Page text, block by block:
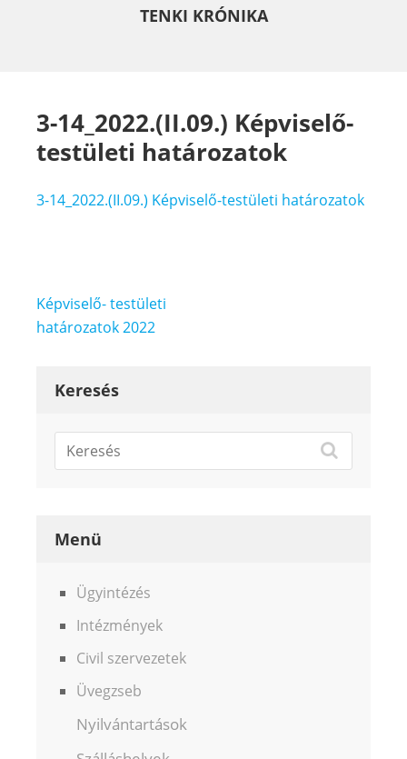
TENKI KRÓNIKA
3-14_2022.(II.09.) Képviselő-
testületi határozatok
3-14_2022.(II.09.) Képviselő-testületi határozatok
Bejegyzés
navigáció
Képviselő- testületi
határozatok 2022
Keresés
Menü
Ügyintézés
Intézmények
Civil szervezetek
Üvegzseb
Nyilvántartások